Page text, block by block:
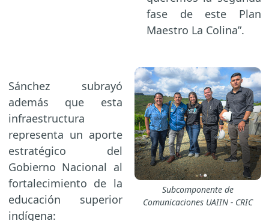
fase de este Plan
Maestro La Colina”.
Sánchez subrayó
además que esta
infraestructura
representa un aporte
estratégico del
Gobierno Nacional al
fortalecimiento de la
educación superior
indígena:
Subcomponente de
Comunicaciones UAIIN - CRIC